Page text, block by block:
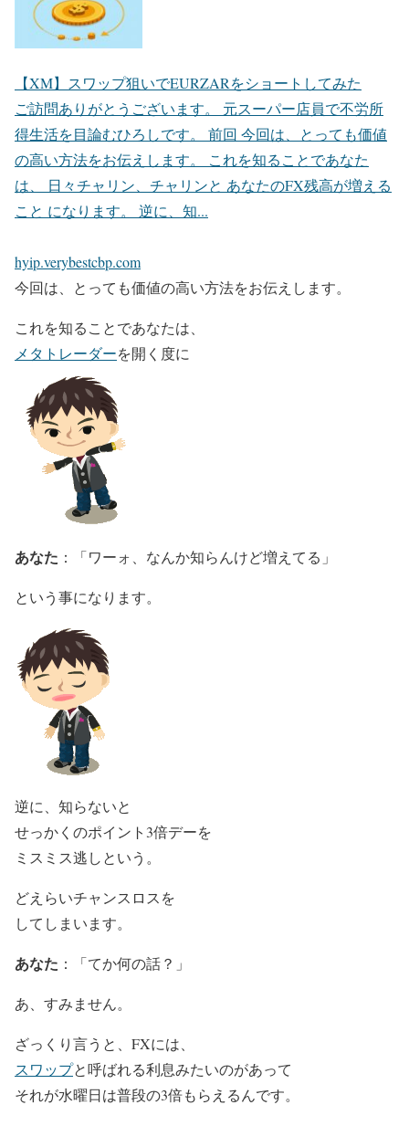
【XM】スワップ狙いでEURZARをショートしてみた
ご訪問ありがとうございます。 元スーパー店員で不労所
得生活を目論むひろしです。 前回 今回は、とっても価値
の高い方法をお伝えします。 これを知ることであなた
は、 日々チャリン、チャリンと あなたのFX残高が増える
こと になります。 逆に、知...
hyip.verybestcbp.com
今回は、とっても価値の高い方法をお伝えします。
これを知ることであなたは、
メタトレーダーを開く度に
あなた ：「ワーォ、なんか知らんけど増えてる」
という事になります。
逆に、知らないと
せっかくのポイント3倍デーを
ミスミス逃しという。
どえらいチャンスロスを
してしまいます。
あなた ：「てか何の話？」
あ、すみません。
ざっくり言うと、FXには、
スワップと呼ばれる利息みたいのがあって
それが水曜日は普段の3倍もらえるんです。